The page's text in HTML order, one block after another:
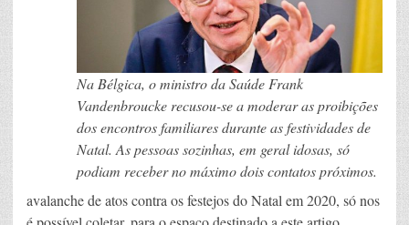
Na Bélgica, o ministro da Saúde Frank
Vandenbroucke recusou-se a moderar as proibições
dos encontros familiares durante as festividades de
Natal. As pessoas sozinhas, em geral idosas, só
podiam receber no máximo dois contatos próximos.
avalanche de atos contra os festejos do Natal em 2020, só nos